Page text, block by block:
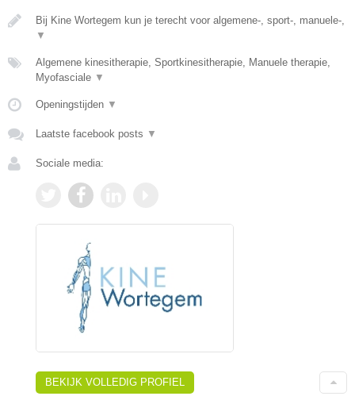
Bij Kine Wortegem kun je terecht voor algemene-, sport-, manuele-,
▼
Algemene kinesitherapie, Sportkinesitherapie, Manuele therapie,
Myofasciale ▼
Openingstijden ▼
Laatste facebook posts ▼
Sociale media:
BEKIJK VOLLEDIG PROFIEL